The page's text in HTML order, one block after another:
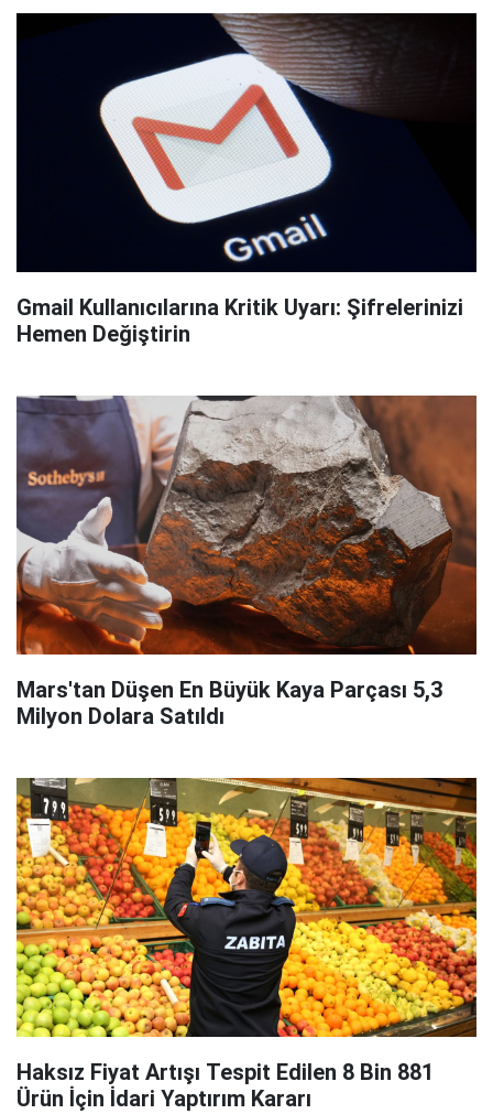
Gmail Kullanıcılarına Kritik Uyarı: Şifrelerinizi
Hemen Değiştirin
Mars'tan Düşen En Büyük Kaya Parçası 5,3
Milyon Dolara Satıldı
Haksız Fiyat Artışı Tespit Edilen 8 Bin 881
Ürün İçin İdari Yaptırım Kararı